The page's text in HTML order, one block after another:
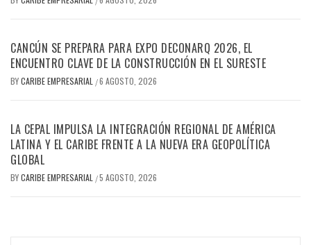
CANCÚN SE PREPARA PARA EXPO DECONARQ 2026, EL
ENCUENTRO CLAVE DE LA CONSTRUCCIÓN EN EL SURESTE
BYCARIBE EMPRESARIAL /6 AGOSTO, 2026
LA CEPAL IMPULSA LA INTEGRACIÓN REGIONAL DE AMÉRICA
LATINA Y EL CARIBE FRENTE A LA NUEVA ERA GEOPOLÍTICA
GLOBAL
BYCARIBE EMPRESARIAL /5 AGOSTO, 2026